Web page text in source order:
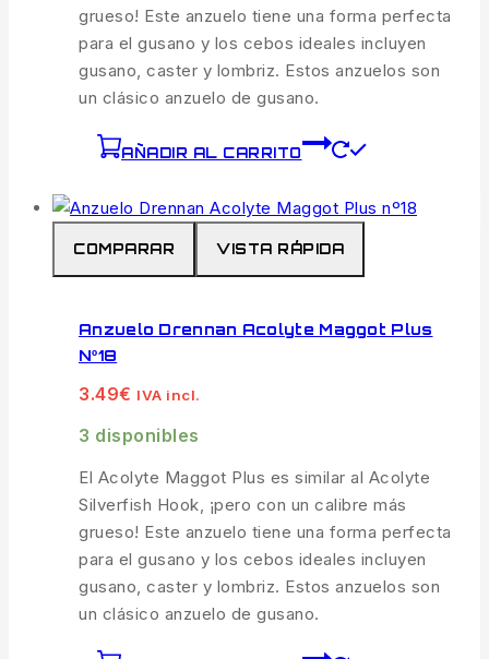
grueso! Este anzuelo tiene una forma perfecta
para el gusano y los cebos ideales incluyen
gusano, caster y lombriz. Estos anzuelos son
un clásico anzuelo de gusano.
AÑADIR AL CARRITO
COMPARAR VISTA RÁPIDA
Anzuelo Drennan Acolyte Maggot Plus
Nº18
3.49€ IVA incl.
3 disponibles
El Acolyte Maggot Plus es similar al Acolyte
Silverfish Hook, ¡pero con un calibre más
grueso! Este anzuelo tiene una forma perfecta
para el gusano y los cebos ideales incluyen
gusano, caster y lombriz. Estos anzuelos son
un clásico anzuelo de gusano.